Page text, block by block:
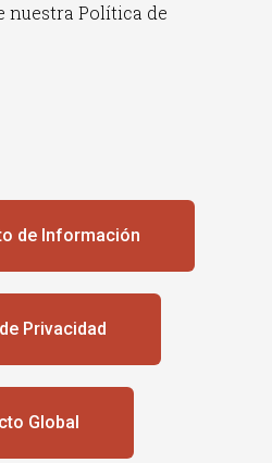
nuestra Política de
de Información
Privacidad
Global